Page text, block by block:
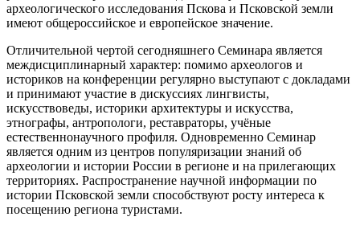
археологического исследования Пскова и Псковской земли
имеют общероссийское и европейское значение.
Отличительной чертой сегодняшнего Семинара является
междисциплинарный характер: помимо археологов и
историков на конференции регулярно выступают с докладами
и принимают участие в дискуссиях лингвисты,
искусствоведы, историки архитектуры и искусства,
этнографы, антропологи, реставраторы, учёные
естественнонаучного профиля. Одновременно Семинар
является одним из центров популяризации знаний об
археологии и истории России в регионе и на прилегающих
территориях. Распространение научной информации по
истории Псковской земли способствуют росту интереса к
посещению региона туристами.